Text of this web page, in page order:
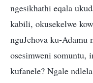
ngesikhathi eqala
kabili, okusekelwe
nguJehova ku-Adamu
osesimweni somuntu,
kufanele? Ngale